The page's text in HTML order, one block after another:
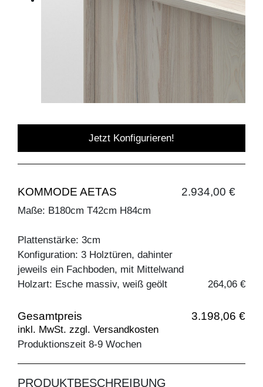
Jetzt Konfigurieren!
KOMMODE AETAS 2.934,00 €
Maße: B180cm T42cm H84cm
Plattenstärke: 3cm
Konfiguration: 3 Holztüren, dahinter
jeweils ein Fachboden, mit Mittelwand
Holzart: Esche massiv, weiß geölt
264,06 €
Gesamtpreis 3.198,06 €
inkl. MwSt. zzgl. Versandkosten
Produktionszeit 8-9 Wochen
PRODUKTBESCHREIBUNG